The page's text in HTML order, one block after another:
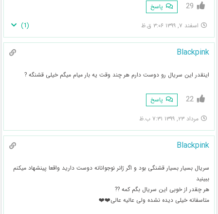
29 پاسخ
اسفند ۷, ۱۳۹۹ ۳:۰۶ ق.ظ (
1
)
Blackpink
اینقدر این سریال رو دوست دارم هر چند وقت یه بار میام میگم خیلی قشنگه ?
22 پاسخ
مرداد ۲۳, ۱۳۹۹ ۷:۳۱ ب.ظ
Blackpink
سریال بسیار بسیار قشنگی بود و اگر ژانر نوجوانانه دوست دارید واقعا پینشهاد میکنم
ببینید
هر چقدر از خوبی این سریال بگم کمه ??
متاسفانه خیلی دیده نشده ولی عالیه عالی❤️❤️